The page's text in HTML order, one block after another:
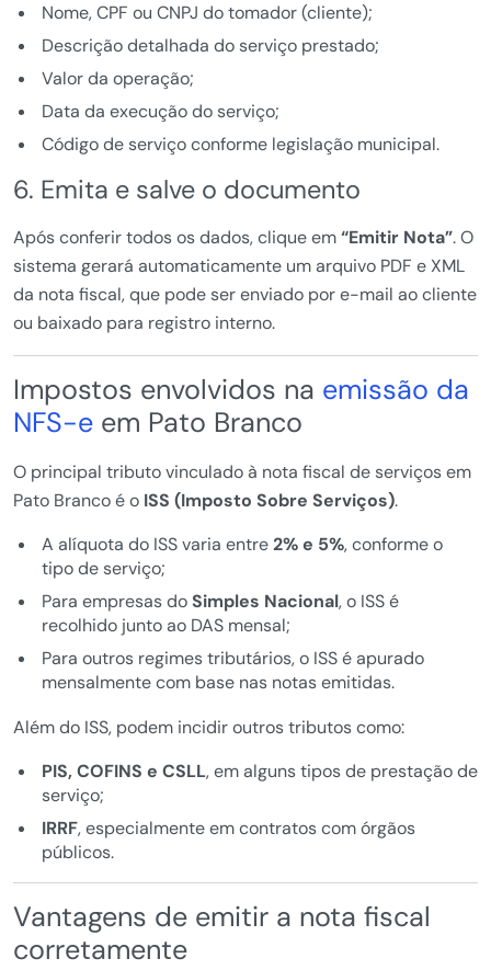
Nome, CPF ou CNPJ do tomador (cliente);
Descrição detalhada do serviço prestado;
Valor da operação;
Data da execução do serviço;
Código de serviço conforme legislação municipal.
6. Emita e salve o documento
Após conferir todos os dados, clique em“Emitir Nota”. O
sistema gerará automaticamente um arquivo PDF e XML
da nota fiscal, que pode ser enviado por e-mail ao cliente
ou baixado para registro interno.
Impostos envolvidos na emissão da
NFS-e em Pato Branco
O principal tributo vinculado à nota fiscal de serviços em
Pato Branco é o ISS (Imposto Sobre Serviços).
A alíquota do ISS varia entre2% e 5%, conforme o
tipo de serviço;
Para empresas doSimples Nacional, o ISS é
recolhido junto ao DAS mensal;
Para outros regimes tributários, o ISS é apurado
mensalmente com base nas notas emitidas.
Além do ISS, podem incidir outros tributos como:
PIS, COFINS e CSLL, em alguns tipos de prestação de
serviço;
IRRF, especialmente em contratos com órgãos
públicos.
Vantagens de emitir a nota fiscal
corretamente